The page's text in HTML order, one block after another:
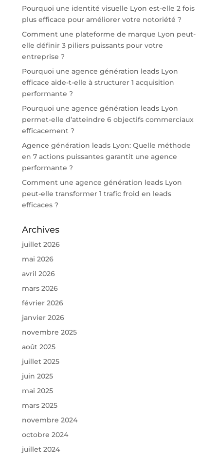
Pourquoi une identité visuelle Lyon est-elle 2 fois
plus efficace pour améliorer votre notoriété ?
Comment une plateforme de marque Lyon peut-
elle définir 3 piliers puissants pour votre
entreprise ?
Pourquoi une agence génération leads Lyon
efficace aide-t-elle à structurer 1 acquisition
performante ?
Pourquoi une agence génération leads Lyon
permet-elle d’atteindre 6 objectifs commerciaux
efficacement ?
Agence génération leads Lyon: Quelle méthode
en 7 actions puissantes garantit une agence
performante ?
Comment une agence génération leads Lyon
peut-elle transformer 1 trafic froid en leads
efficaces ?
Archives
juillet 2026
mai 2026
avril 2026
mars 2026
février 2026
janvier 2026
novembre 2025
août 2025
juillet 2025
juin 2025
mai 2025
mars 2025
novembre 2024
octobre 2024
juillet 2024